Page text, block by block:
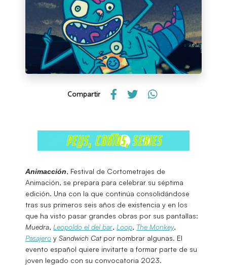
Compartir
Animacción, Festival de Cortometrajes de
Animación, se prepara para celebrar su séptima
edición. Una con la que continúa consolidándose
tras sus primeros seis años de existencia y en los
que ha visto pasar grandes obras por sus pantallas:
Muedra, Leopoldo el del bar, Loop, The Monkey,
Pasajero y Sandwich Catpor nombrar algunas. El
evento español quiere invitarte a formar parte de su
joven legado con su convocatoria 2023.